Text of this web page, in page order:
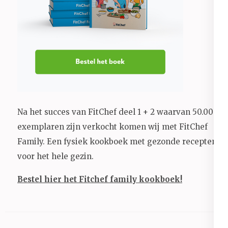
Na het succes van FitChef deel 1 + 2 waarvan 50.000+
exemplaren zijn verkocht komen wij met FitChef
Family. Een fysiek kookboek met gezonde recepten
voor het hele gezin.
Bestel hier het Fitchef family kookboek!